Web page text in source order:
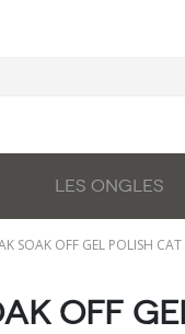
LES ONGLES
SOAK OFF GEL POLISH
off